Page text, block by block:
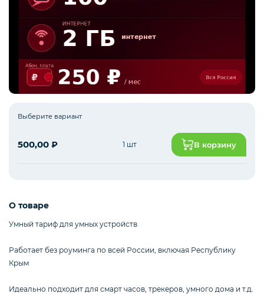
Для Автомобиля
Мобильные аксессуары
Выберите вариант
500,00 ₽ 1 шт В корзину
О товаре
Умный тариф для умных устройств
Работает без роуминга по всей России, включая Республику
Крым
Идеально подходит для смарт часов, трекеров, умного дома и т.д.